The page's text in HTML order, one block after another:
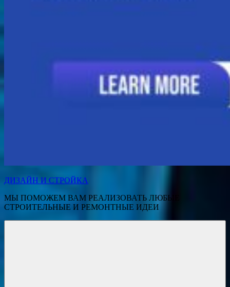
ДИЗАЙН И СТРОЙКА
МЫ ПОМОЖЕМ ВАМ РЕАЛИЗОВАТЬ ЛЮБЫЕ
СТРОИТЕЛЬНЫЕ И РЕМОНТНЫЕ ИДЕИ